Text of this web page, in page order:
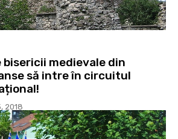
bisericii medievale din
să intre în circuitul
2018